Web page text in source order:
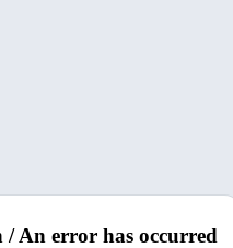
/ An error has occurred